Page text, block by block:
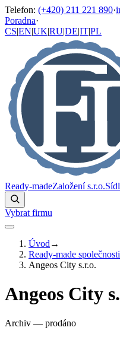
Telefon: (+420) 211 221 890·
Poradna·
CS|EN|UK|RU|DE|IT|PL
Ready-madeZaložení s.r.o.
Vybrat firmu
Úvod →
Ready-made společnosti
Angeos City s.r.o.
Angeos City
Archiv — prodáno